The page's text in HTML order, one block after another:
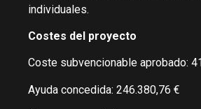
individuales.
Costes del proyecto
Coste subvencionable aprobado:
Ayuda concedida: 246.380,76 €